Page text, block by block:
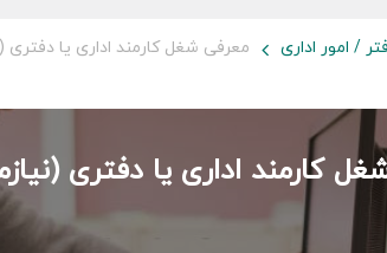
/ امور اداری معرفی شغل کارمند اداری یا
کارمند اداری یا دفتری